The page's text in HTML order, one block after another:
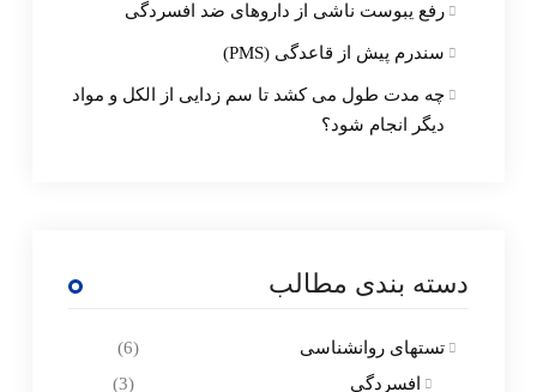
رفع یبوست ناشی از داروهای ضد افسردگی
سندرم پیش از قاعدگی (PMS)
چه مدت طول می کشد تا سم زدایی از الکل و مواد
دیگر انجام شود؟
دسته بندی مطالب
تستهای روانشناسی
(6)
افسردگی
(3)